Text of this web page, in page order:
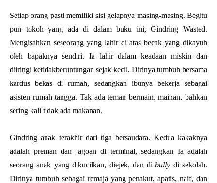
Setiap orang pasti memiliki sisi gelapnya masing-masing. Begitu
pun tokoh yang ada di dalam buku ini, Gindring Wasted.
Mengisahkan seseorang yang lahir di atas becak yang dikayuh
oleh bapaknya sendiri. Ia lahir dalam keadaan miskin dan
diiringi ketidakberuntungan sejak kecil. Dirinya tumbuh bersama
kardus bekas di rumah, sedangkan ibunya bekerja sebagai
asisten rumah tangga. Tak ada teman bermain, mainan, bahkan
sering kali tidak ada makanan.
Gindring anak terakhir dari tiga bersaudara. Kedua kakaknya
adalah preman dan jagoan di terminal, sedangkan Ia adalah
seorang anak yang dikucilkan, diejek, dan di-bully di sekolah.
Dirinya tumbuh sebagai remaja yang penakut, apatis, naif, dan